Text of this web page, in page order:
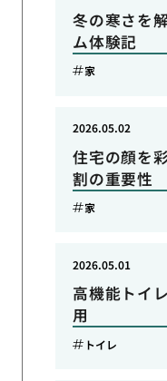
冬の寒さを
ム体験記
家
住宅の顔を
割の重要性
2026.05.02
家
高機能トイ
用
2026.05.01
トイレ